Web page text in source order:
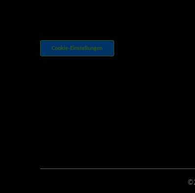
Cookie-Einstellungen